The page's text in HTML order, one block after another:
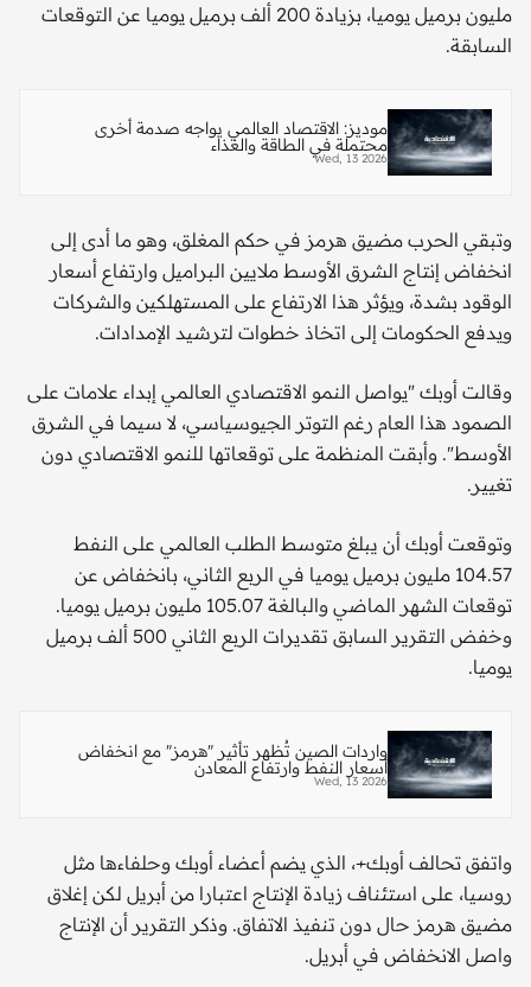
مليون برميل يوميا، بزيادة 200 ألف برميل ​يوميا عن التوقعات
السابقة.
موديز: الاقتصاد العالمي يواجه صدمة أخرى
محتملة في الطاقة والغذاء
Wed, 13 2026
وتبقي الحرب مضيق هرمز في حكم المغلق، وهو ما ⁠أدى إلى
انخفاض إنتاج الشرق الأوسط ملايين البراميل وارتفاع أسعار
الوقود بشدة، ​ويؤثر هذا الارتفاع على المستهلكين والشركات
ويدفع الحكومات إلى اتخاذ خطوات لترشيد الإمدادات.
وقالت أوبك "يواصل النمو الاقتصادي العالمي إبداء علامات على
الصمود هذا العام ‌رغم ⁠التوتر الجيوسياسي، لا سيما في الشرق
الأوسط". وأبقت المنظمة على توقعاتها للنمو الاقتصادي دون
تغيير.
وتوقعت أوبك أن يبلغ متوسط الطلب العالمي على النفط
104.57 مليون برميل يوميا في الربع الثاني، بانخفاض عن
توقعات الشهر الماضي والبالغة 105.07 مليون ​برميل يوميا.
وخفض التقرير ​السابق تقديرات الربع ⁠الثاني 500 ألف برميل
يوميا.
واردات الصين تُظهر تأثير "هرمز" مع انخفاض
أسعار النفط وارتفاع المعادن
Wed, 13 2026
واتفق تحالف أوبك+، الذي يضم أعضاء أوبك وحلفاءها مثل
روسيا، على استئناف زيادة الإنتاج اعتبارا ​من أبريل لكن إغلاق
مضيق هرمز حال دون تنفيذ ​الاتفاق. ⁠وذكر التقرير أن الإنتاج
واصل الانخفاض في أبريل.